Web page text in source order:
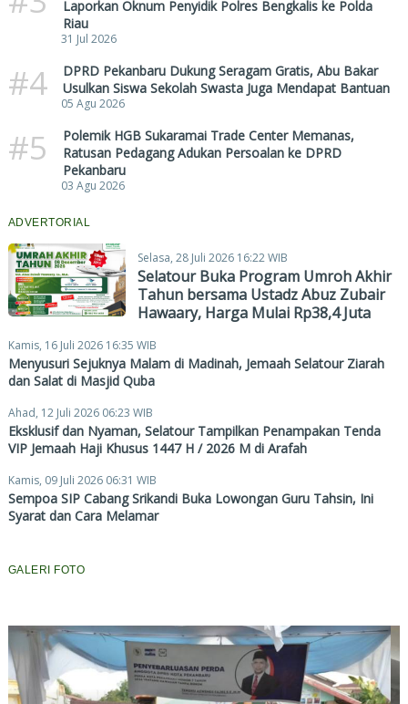
Laporkan Oknum Penyidik Polres Bengkalis ke Polda
Riau
31 Jul 2026
#4
DPRD Pekanbaru Dukung Seragam Gratis, Abu Bakar
Usulkan Siswa Sekolah Swasta Juga Mendapat Bantuan
05 Agu 2026
#5
Polemik HGB Sukaramai Trade Center Memanas,
Ratusan Pedagang Adukan Persoalan ke DPRD
Pekanbaru
03 Agu 2026
ADVERTORIAL
Selasa, 28 Juli 2026 16:22 WIB
Selatour Buka Program Umroh Akhir
Tahun bersama Ustadz Abuz Zubair
Hawaary, Harga Mulai Rp38,4 Juta
Kamis, 16 Juli 2026 16:35 WIB
Menyusuri Sejuknya Malam di Madinah, Jemaah Selatour Ziarah
dan Salat di Masjid Quba
Ahad, 12 Juli 2026 06:23 WIB
Eksklusif dan Nyaman, Selatour Tampilkan Penampakan Tenda
VIP Jemaah Haji Khusus 1447 H / 2026 M di Arafah
Kamis, 09 Juli 2026 06:31 WIB
Sempoa SIP Cabang Srikandi Buka Lowongan Guru Tahsin, Ini
Syarat dan Cara Melamar
GALERI FOTO